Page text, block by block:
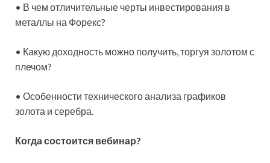
• В чем отличительные черты инвестирования в
металлы на Форекс?
• Какую доходность можно получить, торгуя золотом с
плечом?
• Особенности технического анализа графиков
золота и серебра.
Когда состоится вебинар?